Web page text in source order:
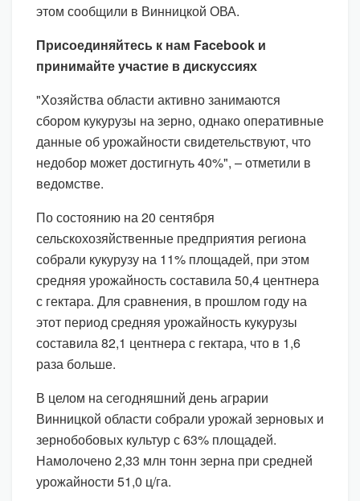
этом сообщили в Винницкой ОВА.
Присоединяйтесь к нам Facebook и
принимайте участие в дискуссиях
"Хозяйства области активно занимаются
сбором кукурузы на зерно, однако оперативные
данные об урожайности свидетельствуют, что
недобор может достигнуть 40%", – отметили в
ведомстве.
По состоянию на 20 сентября
сельскохозяйственные предприятия региона
собрали кукурузу на 11% площадей, при этом
средняя урожайность составила 50,4 центнера
с гектара. Для сравнения, в прошлом году на
этот период средняя урожайность кукурузы
составила 82,1 центнера с гектара, что в 1,6
раза больше.
В целом на сегодняшний день аграрии
Винницкой области собрали урожай зерновых и
зернобобовых культур с 63% площадей.
Намолочено 2,33 млн тонн зерна при средней
урожайности 51,0 ц/га.